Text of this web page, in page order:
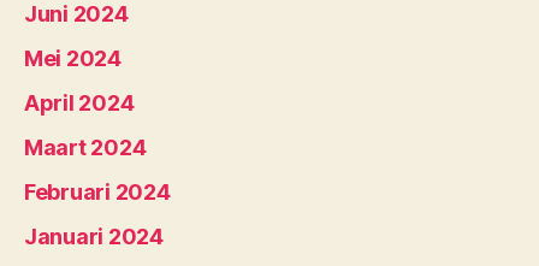
Juni 2024
Mei 2024
April 2024
Maart 2024
Februari 2024
Januari 2024